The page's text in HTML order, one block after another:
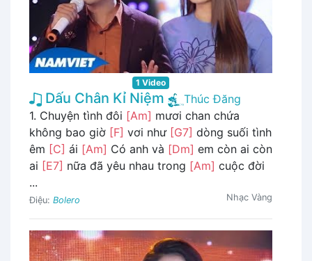
1 Video
Dấu Chân Kỉ Niệm
Thúc Đăng
1. Chuyện tình đôi [Am] mươi chan chứa
không bao giờ [F] vơi như [G7] dòng suối tình
êm [C] ái [Am] Có anh và [Dm] em còn ai còn
ai [E7] nữa đã yêu nhau trong [Am] cuộc đời
...
Điệu: Bolero Nhạc Vàng